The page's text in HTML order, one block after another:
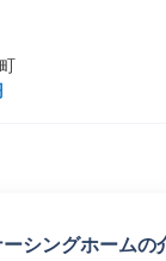
シングホームの